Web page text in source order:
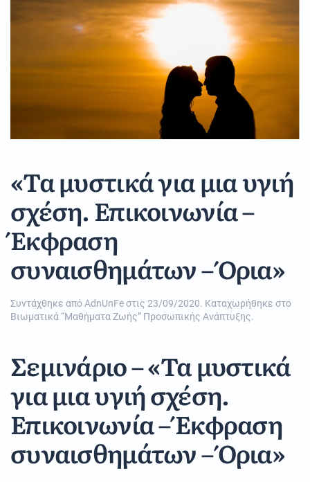
«Τα μυστικά για μια υγιή
σχέση. Επικοινωνία –
Έκφραση
συναισθημάτων – Όρια»
Συντάχθηκε απόAdnUnFeστις 23/09/2020. Καταχωρήθηκε στο
Βιωματικά “Μαθήματα Ζωής” Προσωπικής Ανάπτυξης.
Σεμινάριο – «Τα μυστικά
για μια υγιή σχέση.
Επικοινωνία – Έκφραση
συναισθημάτων – Όρια»